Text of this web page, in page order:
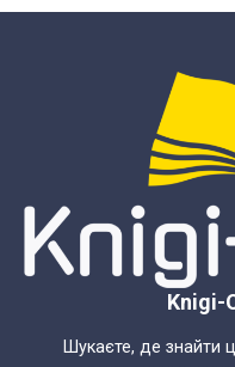
Knigi-
Шукаєте, де знайти